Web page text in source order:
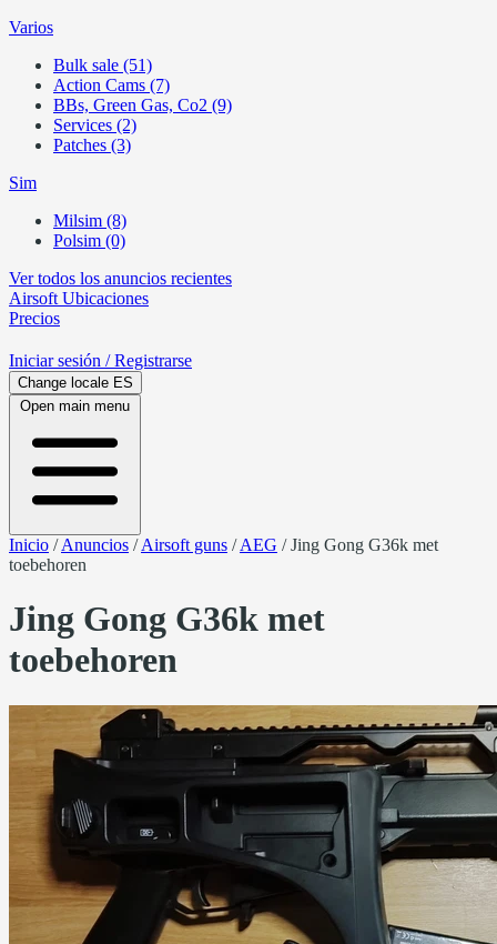
Varios
Bulk sale (51)
Action Cams (7)
BBs, Green Gas, Co2 (9)
Services (2)
Patches (3)
Sim
Milsim (8)
Polsim (0)
Ver todos los anuncios recientes
Airsoft Ubicaciones
Precios
Iniciar sesión / Registrarse
Change locale ES
Open main menu
Inicio /Anuncios /Airsoft guns /AEG /Jing Gong G36k met
toebehoren
Jing Gong G36k met
toebehoren